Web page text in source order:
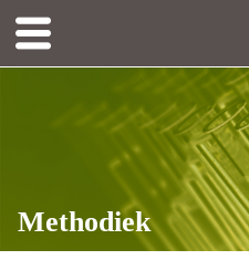
Methodiek